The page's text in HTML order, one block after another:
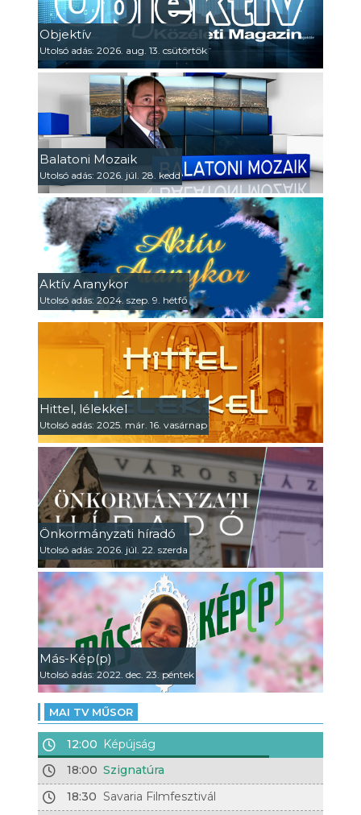
Objektív
Utolsó adás: 2026. aug. 13. csütörtök
Balatoni Mozaik
Utolsó adás: 2026. júl. 28. kedd
Aktív Aranykor
Utolsó adás: 2024. szep. 9. hétfő
Hittel, lélekkel
Utolsó adás: 2025. már. 16. vasárnap
Önkormányzati híradó
Utolsó adás: 2026. júl. 22. szerda
Más-Kép(p)
Utolsó adás: 2022. dec. 23. péntek
MAI TV MŰSOR
12:00 Képújság
18:00 Szignatúra
18:30 Savaria Filmfesztivál